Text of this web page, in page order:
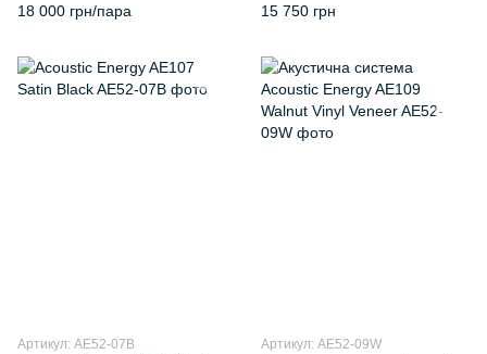
18 000 грн/пара
15 750 грн
Артикул: AE52-07B Артикул: AE52-09W